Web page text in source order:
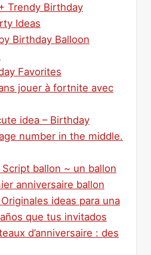
Trendy Birthday
Ideas
Birthday Balloon
Favorites
jouer à fortnite avec
idea – Birthday
number in the middle.
ballon ~ un ballon
anniversaire ballon
ideas para una
que tus invitados
d’anniversaire : des